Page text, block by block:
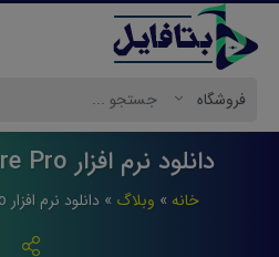
دانلود نرم افزار Adobe Premiere Pro
خانه » وبلاگ » دانلود نرم افزار Adobe Premiere Pro